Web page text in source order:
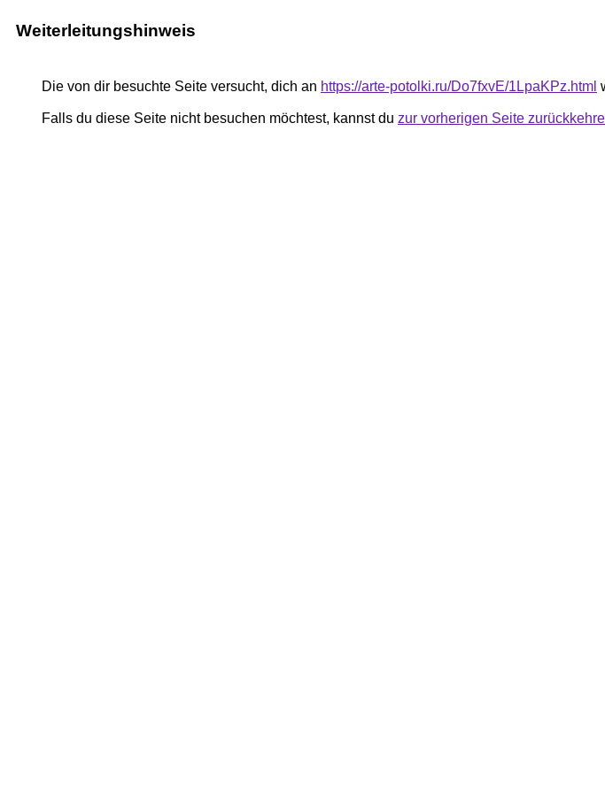
Weiterleitungshinweis
Die von dir besuchte Seite versucht, dich an https://arte-potolki.ru/Do7fxvE/1LpaKPz.html
Falls du diese Seite nicht besuchen möchtest, kannst du zur vorherigen Seite